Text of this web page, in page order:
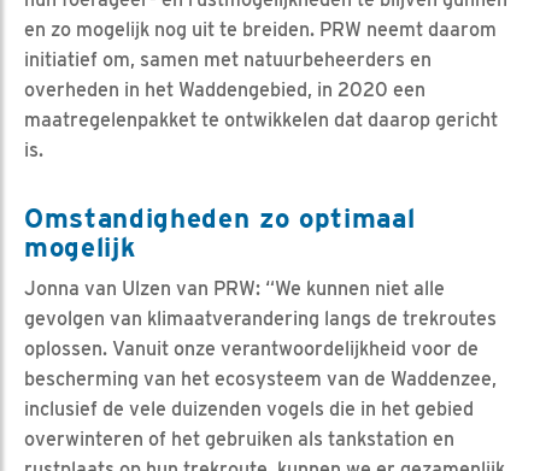
en zo mogelijk nog uit te breiden. PRW neemt daarom
initiatief om, samen met natuurbeheerders en
overheden in het Waddengebied, in 2020 een
maatregelenpakket te ontwikkelen dat daarop gericht
is.
Omstandigheden zo optimaal
mogelijk
Jonna van Ulzen van PRW: “We kunnen niet alle
gevolgen van klimaatverandering langs de trekroutes
oplossen. Vanuit onze verantwoordelijkheid voor de
bescherming van het ecosysteem van de Waddenzee,
inclusief de vele duizenden vogels die in het gebied
overwinteren of het gebruiken als tankstation en